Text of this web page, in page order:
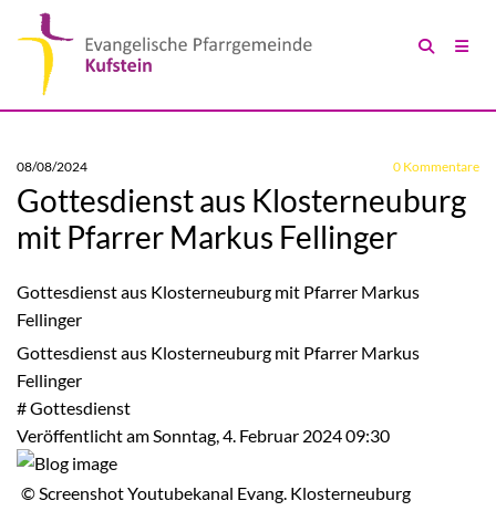
08/08/2024 0 Kommentare
Gottesdienst aus Klosterneuburg
mit Pfarrer Markus Fellinger
Gottesdienst aus Klosterneuburg mit Pfarrer Markus
Fellinger
Gottesdienst aus Klosterneuburg mit Pfarrer Markus
Fellinger
#Gottesdienst
Veröffentlicht am Sonntag, 4. Februar 2024 09:30
© Screenshot Youtubekanal Evang. Klosterneuburg